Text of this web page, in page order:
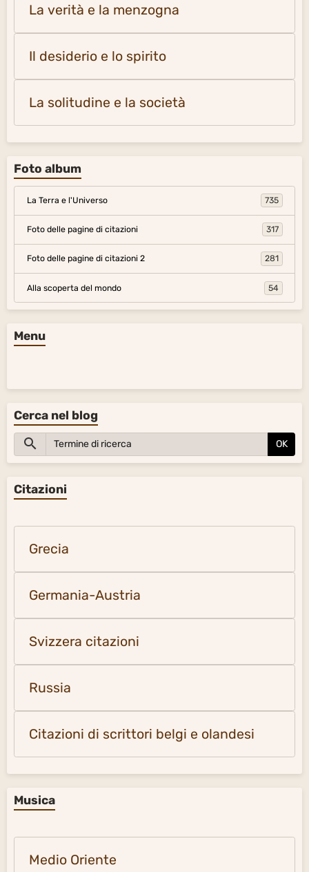
La verità e la menzogna
Il desiderio e lo spirito
La solitudine e la società
Foto album
La Terra e l'Universo 735
Foto delle pagine di citazioni 317
Foto delle pagine di citazioni 2 281
Alla scoperta del mondo 54
Menu
Cerca nel blog
OK
Citazioni
Grecia
Germania-Austria
Svizzera citazioni
Russia
Citazioni di scrittori belgi e olandesi
Musica
Medio Oriente